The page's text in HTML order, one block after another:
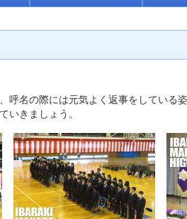
呼名の際には元気よく返事をしてい
きましょう。